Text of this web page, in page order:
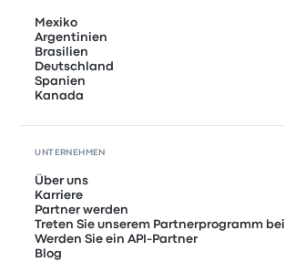
Mexiko
Argentinien
Brasilien
Deutschland
Spanien
Kanada
UNTERNEHMEN
Über uns
Karriere
Partner werden
Treten Sie unserem Partnerprogramm bei
Werden Sie ein API-Partner
Blog